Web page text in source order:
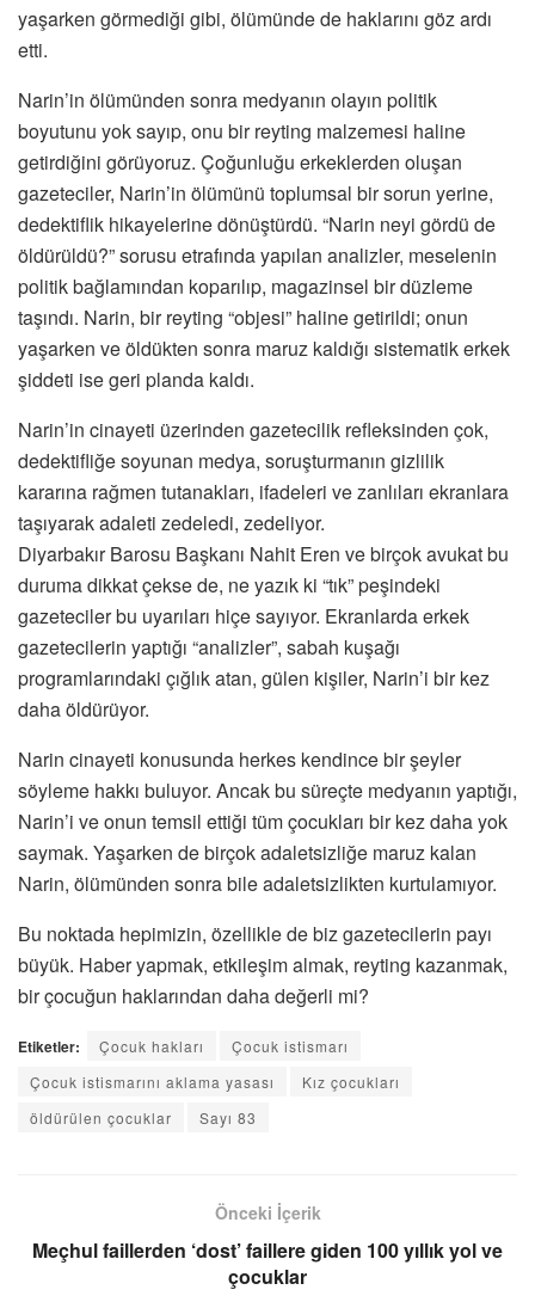
yaşarken görmediği gibi, ölümünde de haklarını göz ardı
etti.
Narin’in ölümünden sonra medyanın olayın politik
boyutunu yok sayıp, onu bir reyting malzemesi haline
getirdiğini görüyoruz. Çoğunluğu erkeklerden oluşan
gazeteciler, Narin’in ölümünü toplumsal bir sorun yerine,
dedektiflik hikayelerine dönüştürdü. “Narin neyi gördü de
öldürüldü?” sorusu etrafında yapılan analizler, meselenin
politik bağlamından koparılıp, magazinsel bir düzleme
taşındı. Narin, bir reyting “objesi” haline getirildi; onun
yaşarken ve öldükten sonra maruz kaldığı sistematik erkek
şiddeti ise geri planda kaldı.
Narin’in cinayeti üzerinden gazetecilik refleksinden çok,
dedektifliğe soyunan medya, soruşturmanın gizlilik
kararına rağmen tutanakları, ifadeleri ve zanlıları ekranlara
taşıyarak adaleti zedeledi, zedeliyor.
Diyarbakır Barosu Başkanı Nahit Eren ve birçok avukat bu
duruma dikkat çekse de, ne yazık ki “tık” peşindeki
gazeteciler bu uyarıları hiçe sayıyor. Ekranlarda erkek
gazetecilerin yaptığı “analizler”, sabah kuşağı
programlarındaki çığlık atan, gülen kişiler, Narin’i bir kez
daha öldürüyor.
Narin cinayeti konusunda herkes kendince bir şeyler
söyleme hakkı buluyor. Ancak bu süreçte medyanın yaptığı,
Narin’i ve onun temsil ettiği tüm çocukları bir kez daha yok
saymak. Yaşarken de birçok adaletsizliğe maruz kalan
Narin, ölümünden sonra bile adaletsizlikten kurtulamıyor.
Bu noktada hepimizin, özellikle de biz gazetecilerin payı
büyük. Haber yapmak, etkileşim almak, reyting kazanmak,
bir çocuğun haklarından daha değerli mi?
Etiketler: Çocuk hakları
Çocuk istismarı
Çocuk istismarını aklama yasası
Kız çocukları
öldürülen çocuklar
Sayı 83
Önceki İçerik
Meçhul faillerden ‘dost’ faillere giden 100 yıllık yol ve
çocuklar